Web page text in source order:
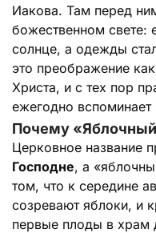
Иакова. Там перед
божественном свете:
солнце, а одежды
это преображение
Христа, и с тех пор
ежегодно вспоминает
Почему
Церковное название
Господне, а
том, что к середине
созревают яблоки, и
первые плоды в храм